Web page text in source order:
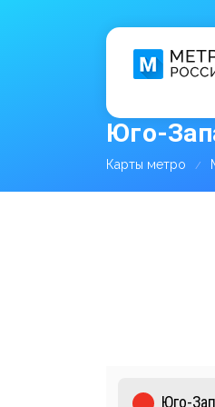
Юго-
Карты метро